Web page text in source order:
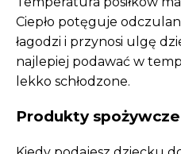
Ciepło potęguje
łagodzi i przynosi ulgę
najlepiej podawać w
lekko schłodzone.
Produkty